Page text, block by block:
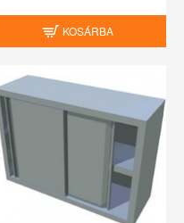
KOSÁRBA